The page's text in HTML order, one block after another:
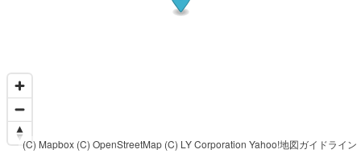
(C) Mapbox (C) OpenStreetMap (C) LY Corporation Yahoo!地図ガイドライン